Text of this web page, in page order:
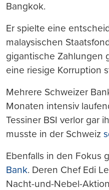
Bangkok.
Er spielte eine
malaysischen
gigantische Zahlungen
eine riesige Korruption
Mehrere Schweizer
Monaten intensiv
Tessiner BSI verlor gar
musste in der Schweiz
Ebenfalls in den Fokus
Bank. Deren Chef Edi
Nacht-und-Nebel-